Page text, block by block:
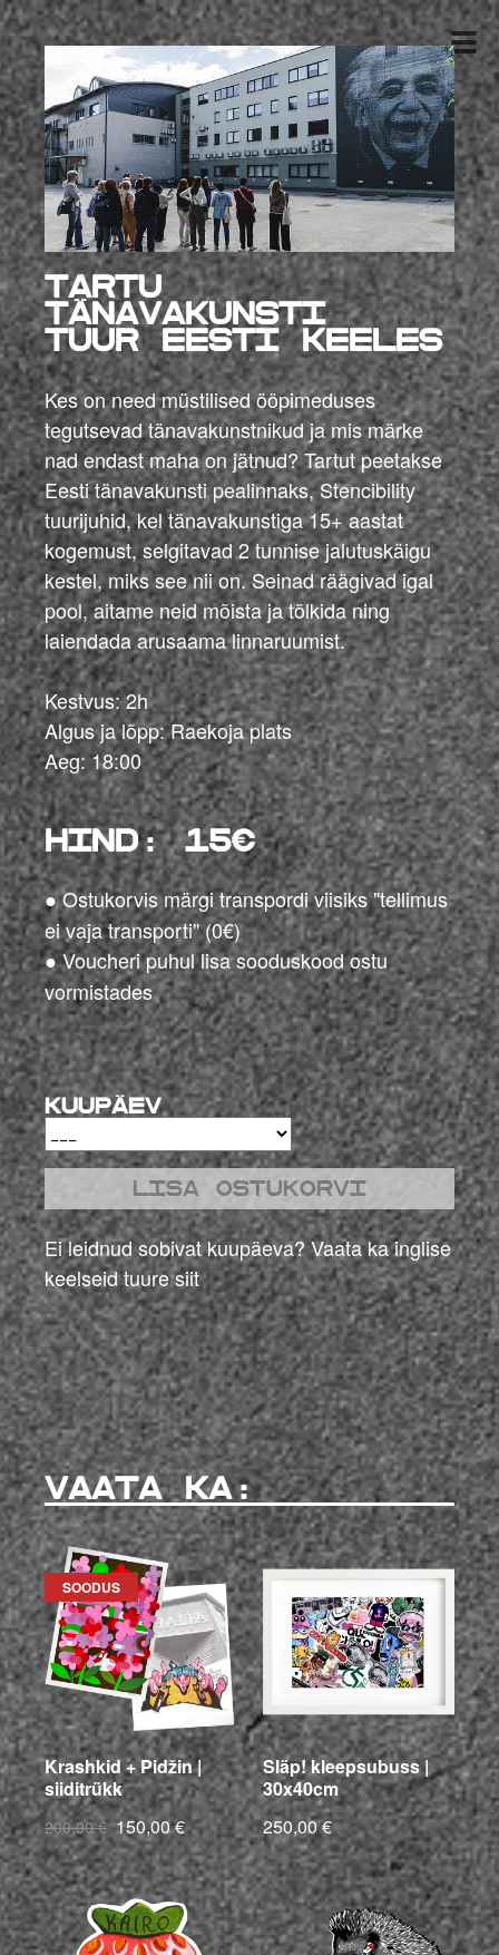
TARTU
TÄNAVAKUNSTI
TUUREesti keeles
Kes on need müstilised ööpimeduses
tegutsevad tänavakunstnikud ja mis märke
nad endast maha on jätnud? Tartut peetakse
Eesti tänavakunsti pealinnaks, Stencibility
tuurijuhid, kel tänavakunstiga 15+ aastat
kogemust, selgitavad 2 tunnise jalutuskäigu
kestel, miks see nii on. Seinad räägivad igal
pool, aitame neid mõista ja tõlkida ning
laiendada arusaama linnaruumist.
Kestvus: 2h
Algus ja lõpp: Raekoja plats
Aeg: 18:00
hind: 15€
●Ostukorvis märgi transpordi viisiks "tellimus
ei vaja transporti" (0€)
●Voucheri puhul lisa sooduskood ostu
vormistades
Kuupäev
Lisa ostukorvi
Ei leidnud sobivat kuupäeva?Vaata ka inglise
keelseid tuure siit
VAATA KA:
SOODUS
Krashkid + Pidžin |
siiditrükk
200,00 € 150,00 €
Släp! kleepsubuss |
30x40cm
250,00 €